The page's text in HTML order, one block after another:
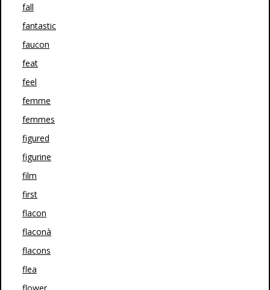
fall
fantastic
faucon
feat
feel
femme
femmes
figured
figurine
film
first
flacon
flaconà
flacons
flea
flower